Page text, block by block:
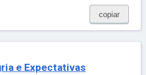
copiar
e Expectativas